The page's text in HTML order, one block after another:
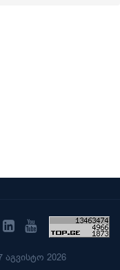
აგვისტო 2026